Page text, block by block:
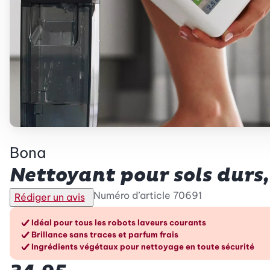
Bona
Nettoyant pour sols
Rédiger un avis Numéro d’article 70691
Les avantages en un
Idéal pour tous les robots laveurs courants
Brillance sans traces et parfum frais
Ingrédients végétaux pour nettoyage en toute sécurité